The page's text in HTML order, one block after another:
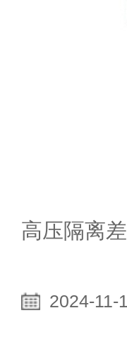
高压隔离
2024-11-